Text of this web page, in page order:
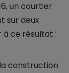
un courtier
sur deux
ce résultat :
construction